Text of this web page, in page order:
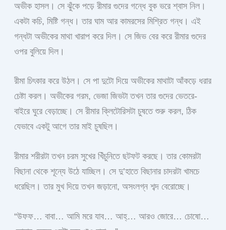
অভীক হাসল। সে ঝুঁকে পড়ে রীমার গুদের গন্ধে বুক ভরে শ্বাস নিল।
একটা কচি, মিষ্টি গন্ধ। তার ঘাম আর কামরসের মিশ্রিত গন্ধ। এই
গন্ধটা অভীকের মাথা খারাপ করে দিল। সে জিভ বের করে রীমার গুদের
ওপর বুলিয়ে দিল।
রীমা চিৎকার করে উঠল। সে পা দুটো দিয়ে অভীকের মাথাটা আঁকড়ে ধরার
চেষ্টা করল। অভীকের গরম, ভেজা জিভটা তখন তার গুদের ভেতরে-
বাইরে ঘুরে বেড়াচ্ছে। সে রীমার ক্লিটোরিসটা চুষতে শুরু করল, ঠিক
যেভাবে একটু আগে তার মাই চুষছিল।
রীমার শরীরটা তখন চরম সুখের খিঁচুনিতে ছটফট করছে। তার কোমরটা
বিছানা থেকে শূন্যে উঠে যাচ্ছিল। সে দু’হাতে বিছানার চাদরটা খামচে
ধরেছিল। তার মুখ দিয়ে তখন জড়ানো, অসংলগ্ন শব্দ বেরোচ্ছে।
“উফফ… বাবা… আমি মরে যাব… আহ্… আরও জোরে… চোষো…